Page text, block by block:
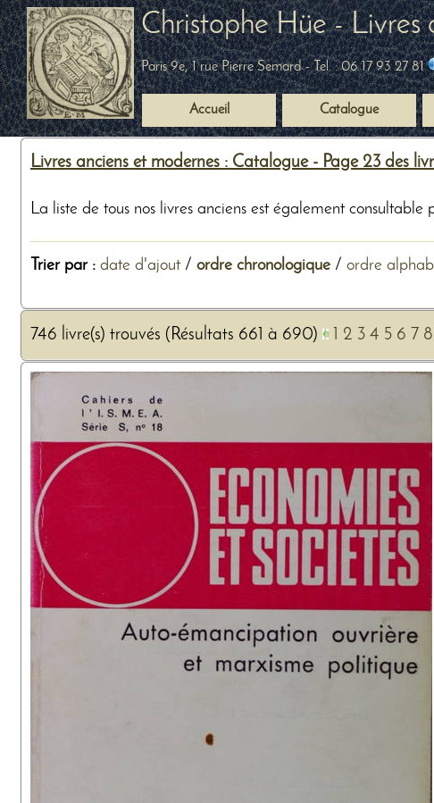
Christophe Hüe - Livres
Paris 9e, 1 rue Pierre Semard- Tel. :06 17 93 27 81
Accueil Catalogue
Livres anciens et modernes : Catalogue - Page 23 des
La liste de tous nos livres anciens est également consultable
Trier par : date d'ajout/ ordre chronologique / ordre
746 livre(s) trouvés (Résultats 661 à 690) 2 3 4 5 6 7 8